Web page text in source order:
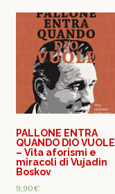
PALLONE ENTRA
QUANDO DIO VUOLE
– Vita aforismi e
miracoli di Vujadin
Boskov
9,90€